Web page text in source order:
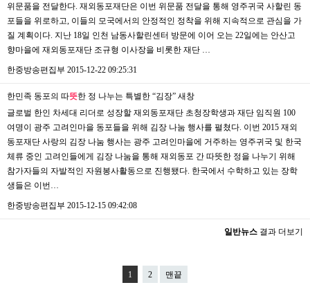
위문품을 전달한다. 재외동포재단은 이번 위문품 전달을 통해 영주귀국 사할린 동
포들을 위로하고, 이들의 모국에서의 안정적인 정착을 위해 지속적으로 관심을 가
질 계획이다. 지난 18일 인천 남동사할린센터 방문에 이어 오는 22일에는 안산고
향마을에 재외동포재단 조규형 이사장을 비롯한 재단 …
한중방송편집부 2015-12-22 09:25:31
한민족 동포의 따뜻한 정 나누는 특별한 “김장” 새창
글로벌 한인 차세대 리더로 성장할 재외동포재단 초청장학생과 재단 임직원 100
여명이 광주 고려인마을 동포들을 위해 김장 나눔 행사를 펼쳤다. 이번 2015 재외
동포재단 사랑의 김장 나눔 행사는 광주 고려인마을에 거주하는 영주귀국 및 한국
체류 중인 고려인들에게 김장 나눔을 통해 재외동포 간 따뜻한 정을 나누기 위해
참가자들의 자발적인 자원봉사활동으로 진행됐다. 한국에서 수학하고 있는 장학
생들은 이번…
한중방송편집부 2015-12-15 09:42:08
일반뉴스 결과 더보기
1 2 맨끝